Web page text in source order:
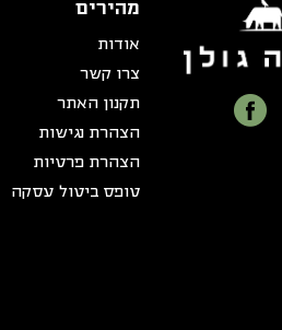
מהירים
אודות
צרו קשר
תקנון האתר
הצהרת נגישות
הצהרת פרטיות
טופס ביטול עסקה